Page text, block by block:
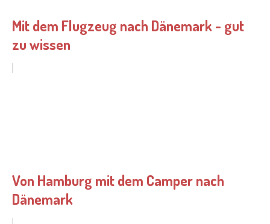
Mit dem Flugzeug nach Dänemark - gut
zu wissen
Von Hamburg mit dem Camper nach
Dänemark